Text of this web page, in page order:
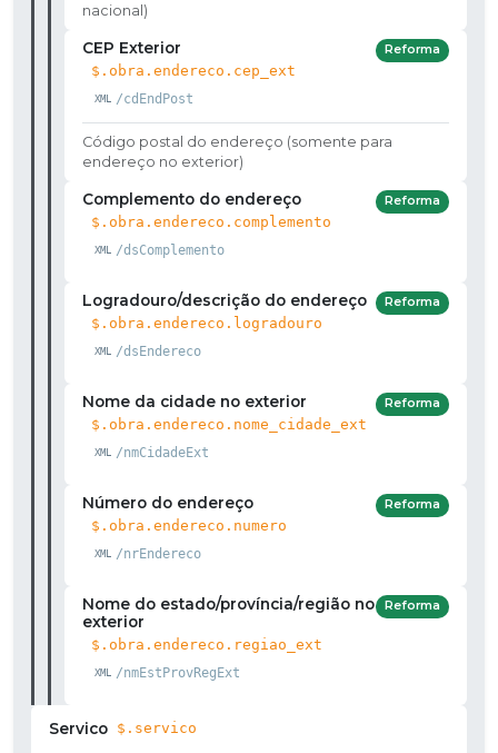
nacional)
CEP Exterior
$.obra.endereco.cep_ext
/cdEndPost
Reforma
Código postal do endereço (somente para
endereço no exterior)
Complemento do endereço
$.obra.endereco.complemento
/dsComplemento
Reforma
Logradouro/descrição do endereço
$.obra.endereco.logradouro
/dsEndereco
Reforma
Nome da cidade no exterior
$.obra.endereco.nome_cidade_ext
/nmCidadeExt
Reforma
Número do endereço
$.obra.endereco.numero
/nrEndereco
Reforma
Nome do estado/província/região no
exterior
$.obra.endereco.regiao_ext
/nmEstProvRegExt
Reforma
Servico $.servico